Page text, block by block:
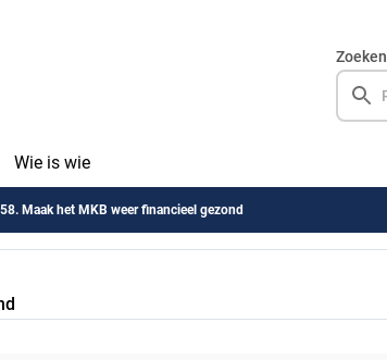
Zoeken
Wie is wie
Maak het MKB weer financieel gezond